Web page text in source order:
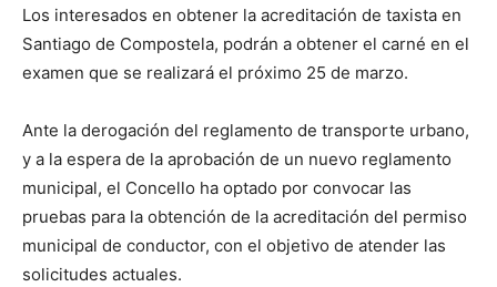
Los interesados en obtener la acreditación de taxista en
Santiago de Compostela, podrán a obtener el carné en el
examen que se realizará el próximo 25 de marzo.
Ante la derogación del reglamento de transporte urbano,
y a la espera de la aprobación de un nuevo reglamento
municipal, el Concello ha optado por convocar las
pruebas para la obtención de la acreditación del permiso
municipal de conductor, con el objetivo de atender las
solicitudes actuales.